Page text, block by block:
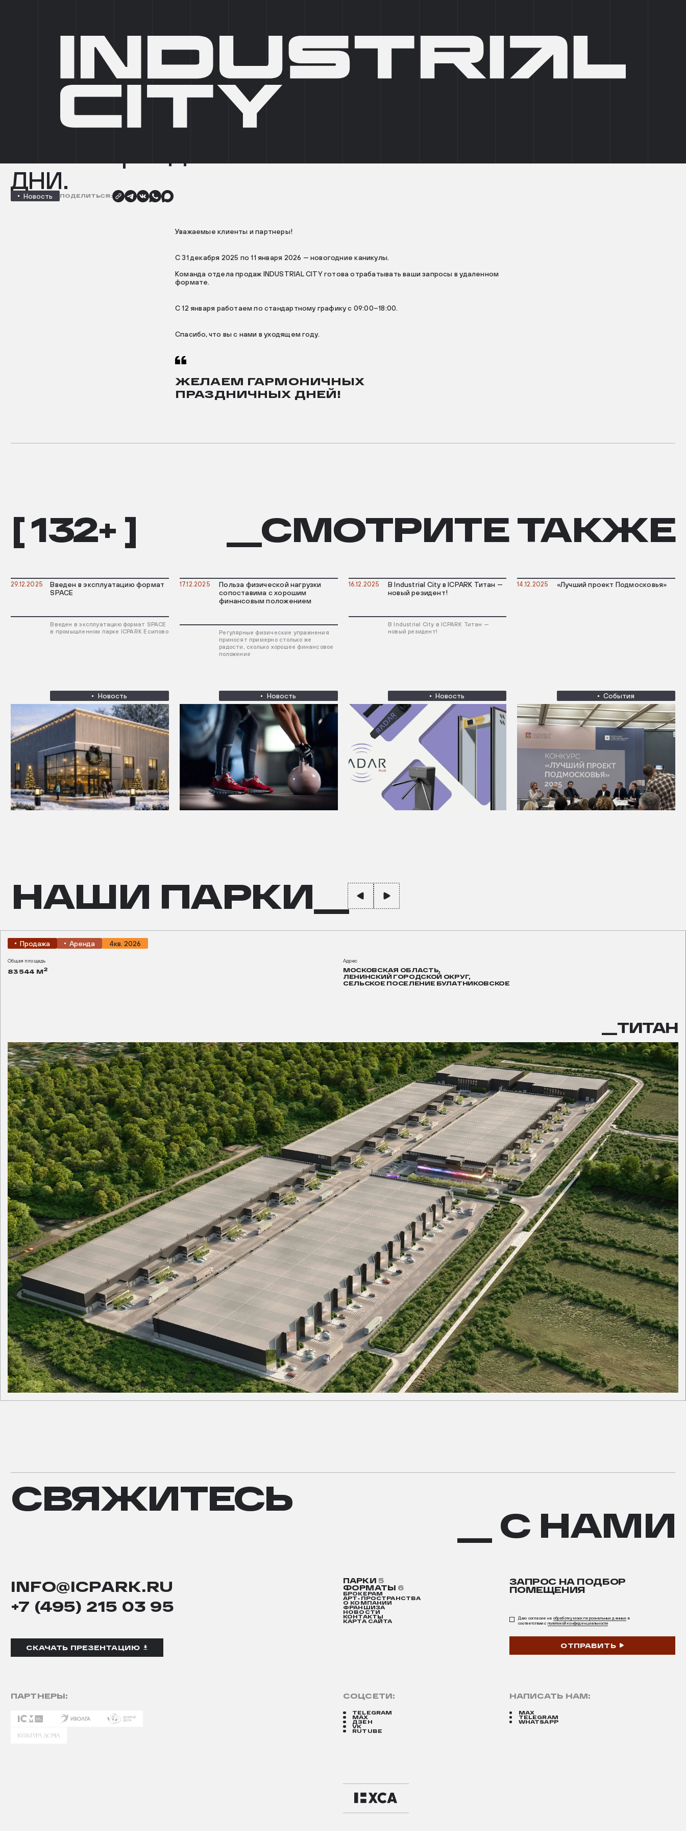
График работы отдела
продаж INDUSTRIAL
дни.
Новость ПОДЕЛИТЬСЯ:
Уважаемые клиенты и партнеры!
С 31 декабря 2025 по 11 января 2026 — новогодние каникулы.
Команда отдела продаж INDUSTRIAL CITY готова отрабатывать ваши запросы в удаленном
формате.
С 12 января работаем по стандартному графику с 09:00–18:00.
Спасибо, что вы с нами в уходящем году.
ЖЕЛАЕМ ГАРМОНИЧНЫХ
ПРАЗДНИЧНЫХ ДНЕЙ!
[ 132+ ] __СМОТРИТЕ ТАКЖЕ
29.12.2025
Введен в эксплуатацию формат
SPACE
Введен в эксплуатацию формат SPACE
в промышленном парке ICPARK Есипово
Новость
17.12.2025
Польза физической нагрузки
сопоставима с хорошим
финансовым положением
Регулярные физические упражнения
приносят примерно столько же
радости, сколько хорошее финансовое
положение
Новость
16.12.2025
В Industrial City в ICPARK Титан —
новый резидент!
В Industrial City в ICPARK Титан —
новый резидент!
Новость
14.12.2025 «Лучший проект Подмосковья»
События
НАШИ ПАРКИ__
Продажа Аренда 4кв. 2026
__ТИТАН
Общая площадь
83 544 М2
Адрес
МОСКОВСКАЯ ОБЛАСТЬ,
ЛЕНИНСКИЙ ГОРОДСКОЙ ОКРУГ,
СЕЛЬСКОЕ ПОСЕЛЕНИЕ БУЛАТНИКОВСКОЕ
СВЯЖИТЕСЬ
С
СВЯЖИТЕСЬ
__ С НАМИ
INFO@ICPARK.RU
+7 (495) 215 03 95
СКАЧАТЬ ПРЕЗЕНТАЦИЮ
ПАРКИ 5
ФОРМАТЫ 6
БРОКЕРАМ
АРТ-ПРОСТРАНСТВА
О КОМПАНИИ
ФРАНШИЗА
НОВОСТИ
КОНТАКТЫ
КАРТА САЙТА
ЗАПРОС НА ПОДБОР
ПОМЕЩЕНИЯ
Даю согласие на обработку моих персональных данных в
соответствии с политикой конфиденциальности
ОТПРАВИТЬ
ПАРТНЕРЫ: СОЦСЕТИ:
TELEGRAM
MAX
ДЗЕН
VK
RUTUBE
НАПИСАТЬ НАМ:
MAX
TELEGRAM
WHATSAPP